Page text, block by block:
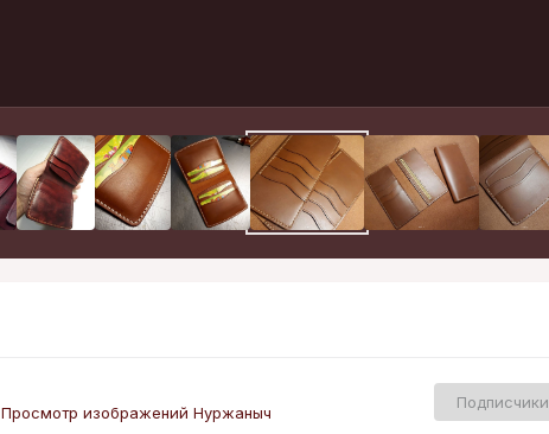
Просмотр изображений Нуржаныч
Подписчики